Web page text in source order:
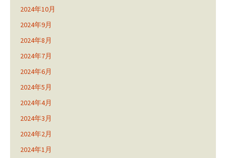
2024年10月
2024年9月
2024年8月
2024年7月
2024年6月
2024年5月
2024年4月
2024年3月
2024年2月
2024年1月